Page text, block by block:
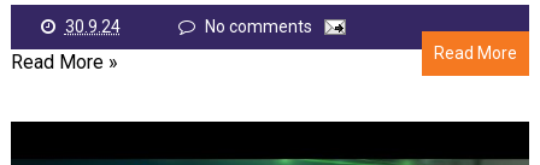
30.9.24
No comments
Read More
Read More »